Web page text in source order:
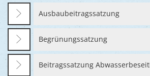
Ausbaubeitragssatzung
Begrünungssatzung
Beitragssatzung